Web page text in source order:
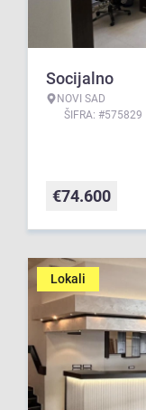
Socijalno
NOVI SAD
ŠIFRA: #575829
€74.600
Lokali